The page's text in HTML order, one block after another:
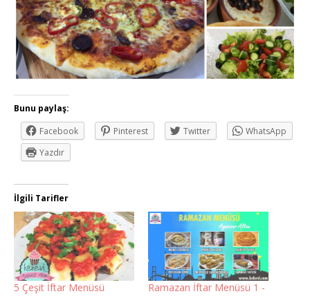
Bunu paylaş:
Facebook
Pinterest Twitter
WhatsApp
Yazdır
İlgili Tarifler
5 Çeşit İftar Menüsü
Ramazan İftar Menüsü 1 -